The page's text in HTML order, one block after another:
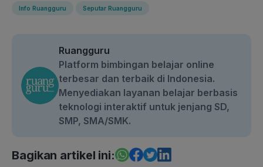
Info Ruangguru Seputar Ruangguru
Ruangguru
Platform bimbingan belajar online
terbesar dan terbaik di Indonesia.
Menyediakan layanan belajar berbasis
teknologi interaktif untuk jenjang SD,
SMP, SMA/SMK.
Bagikan artikel ini: